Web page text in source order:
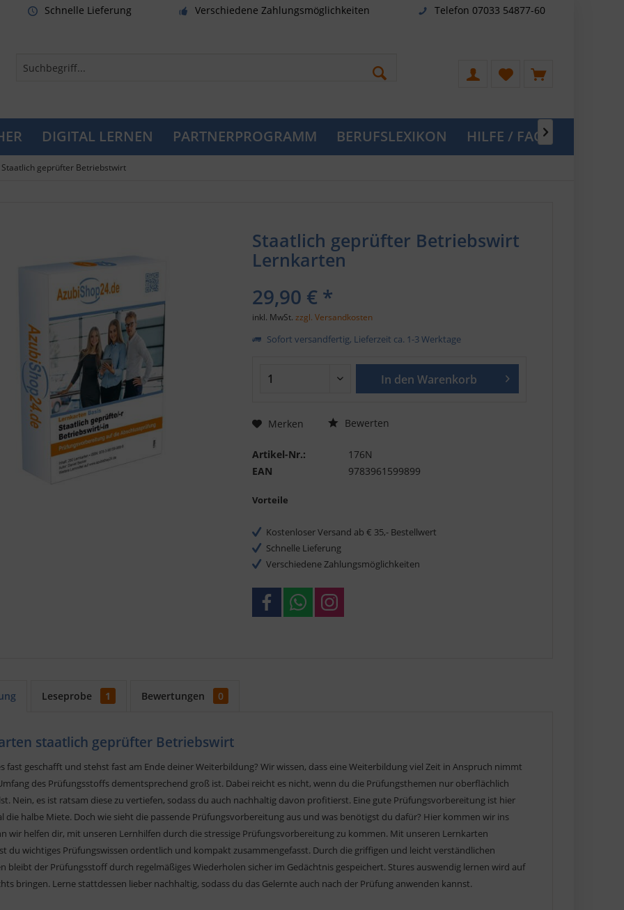
Schnelle Lieferung Verschiedene Zahlungsmöglichkeiten Telefon 07033 54877-60
DIGITAL LERNEN PARTNERPROGRAMM BERUFSLEXIKON HILFE / FAQ
Staatlich geprüfter Betriebstwirt
Staatlich geprüfter Betriebswirt
Lernkarten
29,90 € *
inkl. MwSt.zzgl. Versandkosten
Sofort versandfertig, Lieferzeit ca. 1-3 Werktage
In den Warenkorb
Merken Bewerten
Artikel-Nr.:
176N
EAN
9783961599899
Vorteile
Kostenloser Versand ab € 35,- Bestellwert
Schnelle Lieferung
Verschiedene Zahlungsmöglichkeiten
Leseprobe 1 Bewertungen 0
staatlich geprüfter Betriebswirt
fast geschafft und stehst fast am Ende deiner Weiterbildung? Wir wissen, dass eine Weiterbildung viel Zeit in Anspruch nimmt
des Prüfungsstoffs dementsprechend groß ist. Dabei reicht es nicht, wenn du die Prüfungsthemen nur oberflächlich
Nein, es ist ratsam diese zu vertiefen, sodass du auch nachhaltig davon profitierst. Eine gute Prüfungsvorbereitung ist hier
die halbe Miete. Doch wie sieht die passende Prüfungsvorbereitung aus und was benötigst du dafür? Hier kommen wir ins
wir helfen dir, mit unseren Lernhilfen durch die stressige Prüfungsvorbereitung zu kommen. Mit unseren Lernkarten
du wichtiges Prüfungswissen ordentlich und kompakt zusammengefasst. Durch die griffigen und leicht verständlichen
bleibt der Prüfungsstoff durch regelmäßiges Wiederholen sicher im Gedächtnis gespeichert. Stures auswendig lernen wird auf
bringen. Lerne stattdessen lieber nachhaltig, sodass du das Gelernte auch nach der Prüfung anwenden kannst.